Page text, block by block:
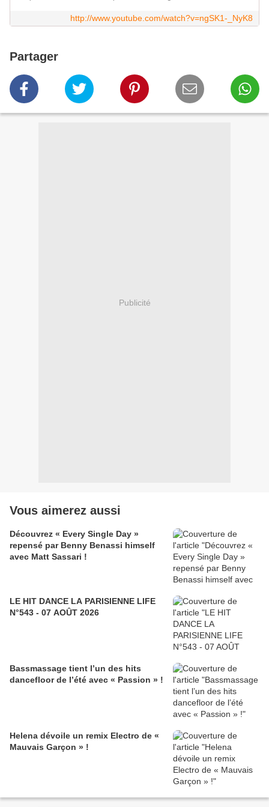
http://www.youtube.com/watch?v=ngSK1-_NyK8
Partager
Publicité
Vous aimerez aussi
Découvrez « Every Single Day »
repensé par Benny Benassi himself
avec Matt Sassari !
LE HIT DANCE LA PARISIENNE LIFE
N°543 - 07 AOÛT 2026
Bassmassage tient l’un des hits
dancefloor de l’été avec « Passion » !
Helena dévoile un remix Electro de «
Mauvais Garçon » !